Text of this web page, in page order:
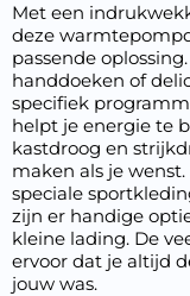
Met een
deze
passende
handdoeken of
specifiek
helpt je energie te
kastdroog en
maken als je
speciale
zijn er handige
kleine lading. De
ervoor dat je altijd
jouw was.